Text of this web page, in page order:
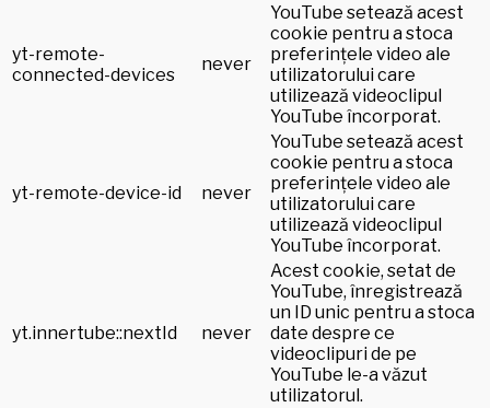
yt-remote-
connected-devices
never
YouTube setează acest
cookie pentru a stoca
preferințele video ale
utilizatorului care
utilizează videoclipul
YouTube încorporat.
yt-remote-device-id never
YouTube setează acest
cookie pentru a stoca
preferințele video ale
utilizatorului care
utilizează videoclipul
YouTube încorporat.
yt.innertube::nextId never
Acest cookie, setat de
YouTube, înregistrează
un ID unic pentru a stoca
date despre ce
videoclipuri de pe
YouTube le-a văzut
utilizatorul.